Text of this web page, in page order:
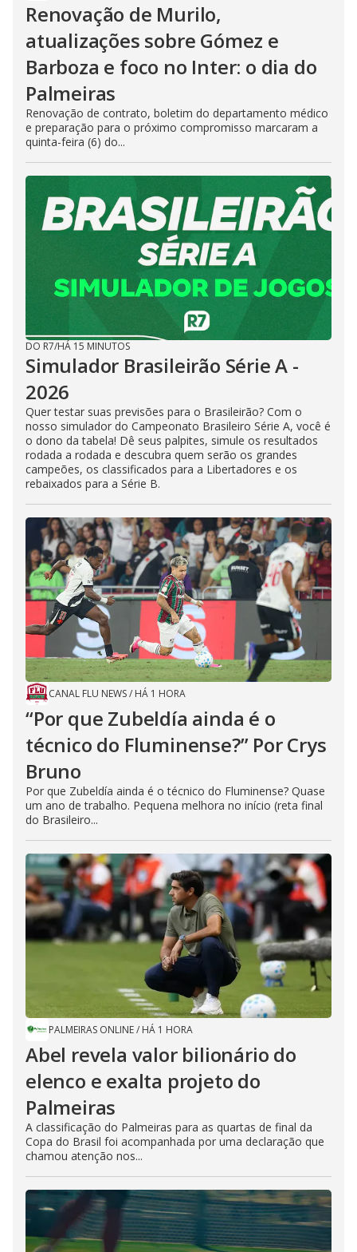
Renovação de Murilo,
atualizações sobre Gómez e
Barboza e foco no Inter: o dia do
Palmeiras
Renovação de contrato, boletim do departamento médico
e preparação para o próximo compromisso marcaram a
quinta-feira (6) do...
DO R7/HÁ 15 MINUTOS
Simulador Brasileirão Série A -
2026
Quer testar suas previsões para o Brasileirão? Com o
nosso simulador do Campeonato Brasileiro Série A, você é
o dono da tabela! Dê seus palpites, simule os resultados
rodada a rodada e descubra quem serão os grandes
campeões, os classificados para a Libertadores e os
rebaixados para a Série B.
CANAL FLU NEWS/ HÁ 1 HORA
“Por que Zubeldía ainda é o
técnico do Fluminense?” Por Crys
Bruno
Por que Zubeldía ainda é o técnico do Fluminense? Quase
um ano de trabalho. Pequena melhora no início (reta final
do Brasileiro...
PALMEIRAS ONLINE/ HÁ 1 HORA
Abel revela valor bilionário do
elenco e exalta projeto do
Palmeiras
A classificação do Palmeiras para as quartas de final da
Copa do Brasil foi acompanhada por uma declaração que
chamou atenção nos...